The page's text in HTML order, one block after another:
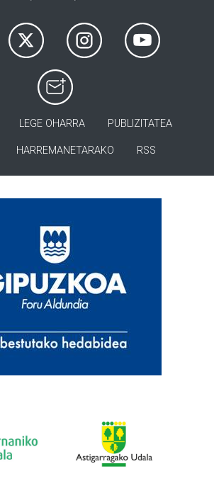
LEGE OHARRA PUBLIZITATEA
HARREMANETARAKO RSS